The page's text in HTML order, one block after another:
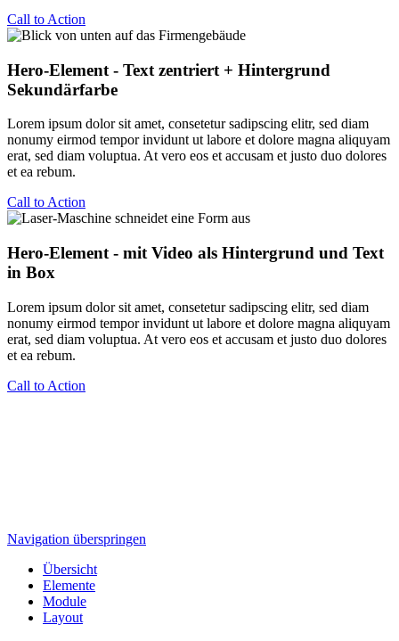
Call to Action
Hero-Element - Text zentriert + Hintergrund
Sekundärfarbe
Lorem ipsum dolor sit amet, consetetur sadipscing elitr, sed diam
nonumy eirmod tempor invidunt ut labore et dolore magna aliquyam
erat, sed diam voluptua. At vero eos et accusam et justo duo dolores
et ea rebum.
Call to Action
Hero-Element - mit Video als Hintergrund und Text
in Box
Lorem ipsum dolor sit amet, consetetur sadipscing elitr, sed diam
nonumy eirmod tempor invidunt ut labore et dolore magna aliquyam
erat, sed diam voluptua. At vero eos et accusam et justo duo dolores
et ea rebum.
Call to Action
Navigation überspringen
Übersicht
Elemente
Module
Layout